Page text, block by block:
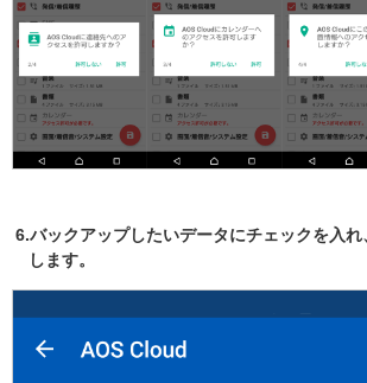
6.バックアップしたいデータにチェックを入
します。